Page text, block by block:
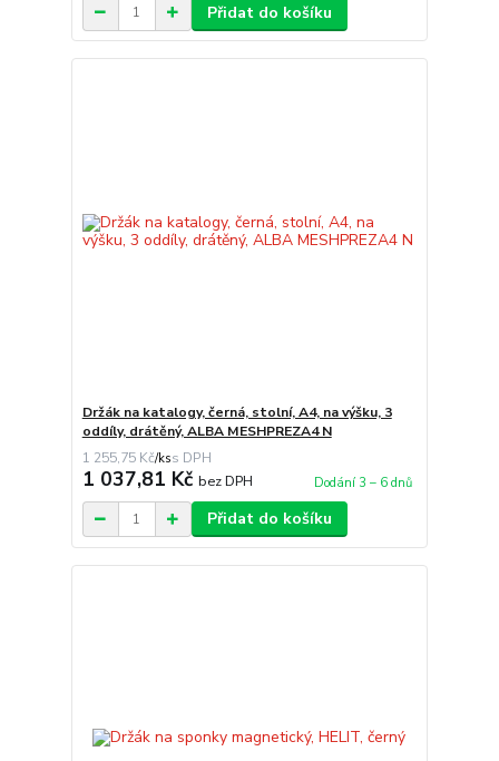
Přidat do košíku
Držák na katalogy, černá, stolní, A4, na výšku, 3
oddíly, drátěný, ALBA MESHPREZA4 N
1 255,75 Kč/ks
1 037,81 Kč bez DPH Dodání 3 – 6 dnů
Přidat do košíku